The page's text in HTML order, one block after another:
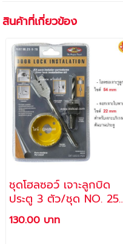
สินค้าที่เกี่ยวข้อง
ชุดโฮลซอว์ เจาะลูกบิด
ประตู 3 ตัว/ชุด NO. 25-
9-78 / ALLWAYS
130.00 บาท